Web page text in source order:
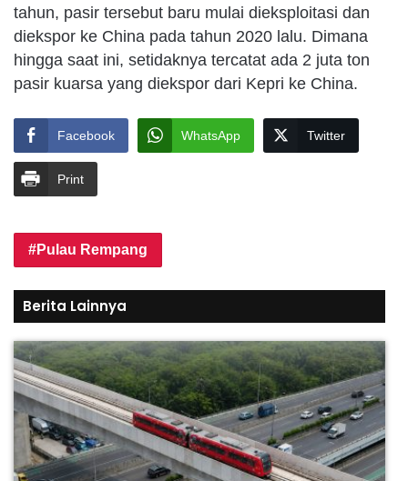
tahun, pasir tersebut baru mulai dieksploitasi dan
diekspor ke China pada tahun 2020 lalu. Dimana
hingga saat ini, setidaknya tercatat ada 2 juta ton
pasir kuarsa yang diekspor dari Kepri ke China.
Facebook WhatsApp Twitter
Print
Pulau Rempang
Berita Lainnya